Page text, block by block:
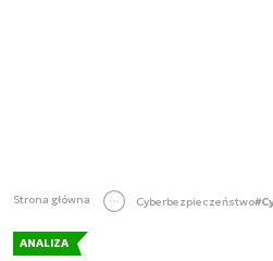
Strona główna Cyberbezpieczeństwo
ANALIZA